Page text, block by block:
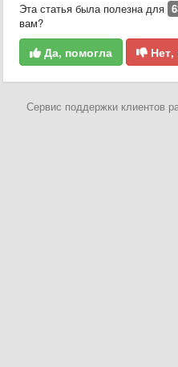
Эта статья была полезна для
вам?
Да, помогла Нет,
Сервис поддержки клиентов